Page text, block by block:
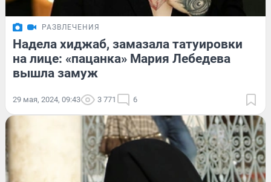
РАЗВЛЕЧЕНИЯ
Надела хиджаб, замазала татуировки
на лице: «пацанка» Мария Лебедева
вышла замуж
29 мая, 2024, 09:43 3 771 6